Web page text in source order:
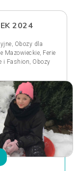
2024
, Obozy dla
Mazowieckie, Ferie
i Fashion, Obozy